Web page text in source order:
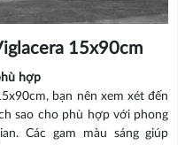
15x90cm
hợp
bạn nên xem xét đến
sao cho phù hợp với phong
Các gam màu sáng giúp